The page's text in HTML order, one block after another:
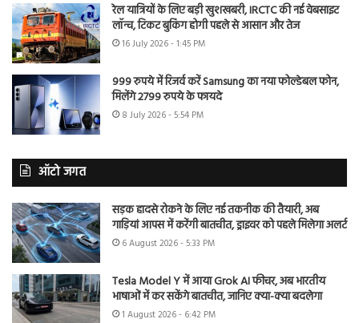
रेल यात्रियों के लिए बड़ी खुशखबरी, IRCTC की नई वेबसाइट
लॉन्च, टिकट बुकिंग होगी पहले से आसान और तेज
16 July 2026 - 1:45 PM
999 रुपये में रिजर्व करें Samsung का नया फोल्डेबल फोन,
मिलेंगे 2799 रुपये के फायदे
8 July 2026 - 5:54 PM
ऑटो जगत
सड़क हादसे रोकने के लिए नई तकनीक की तैयारी, अब
गाड़ियां आपस में करेंगी बातचीत, ड्राइवर को पहले मिलेगा अलर्ट
6 August 2026 - 5:33 PM
Tesla Model Y में आया Grok AI फीचर, अब भारतीय
भाषाओं में कर सकेंगे बातचीत, जानिए क्या-क्या बदलेगा
1 August 2026 - 6:42 PM